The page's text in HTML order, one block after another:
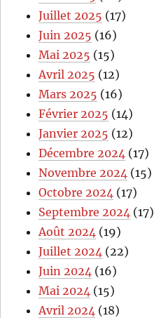
Juillet 2025 (17)
Juin 2025 (16)
Mai 2025 (15)
Avril 2025 (12)
Mars 2025 (16)
Février 2025 (14)
Janvier 2025 (12)
Décembre 2024 (17)
Novembre 2024 (15)
Octobre 2024 (17)
Septembre 2024 (17)
Août 2024 (19)
Juillet 2024 (22)
Juin 2024 (16)
Mai 2024 (15)
Avril 2024 (18)